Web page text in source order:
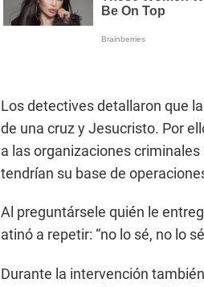
Los detectives detallaron que
de una cruz y Jesucristo. Por
a las organizaciones criminales
tendrían su base de
Al preguntársele quién le
atinó a repetir: “no lo sé, no lo
Durante la intervención